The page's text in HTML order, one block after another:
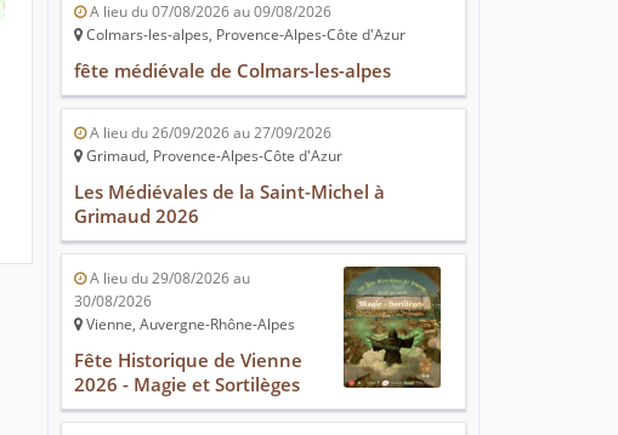
A lieu du 07/08/2026 au 09/08/2026
Colmars-les-alpes, Provence-Alpes-Côte d'Azur
fête médiévale de Colmars-les-alpes
A lieu du 26/09/2026 au 27/09/2026
Grimaud, Provence-Alpes-Côte d'Azur
Les Médiévales de la Saint-Michel à
Grimaud 2026
A lieu du 29/08/2026 au
30/08/2026
Vienne, Auvergne-Rhône-Alpes
Fête Historique de Vienne
2026 - Magie et Sortilèges